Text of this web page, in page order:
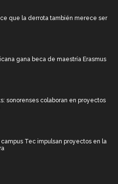
que la derrota también merece ser
gana beca de maestría Erasmus
sonorenses colaboran en proyectos
campus Tec impulsan proyectos en la